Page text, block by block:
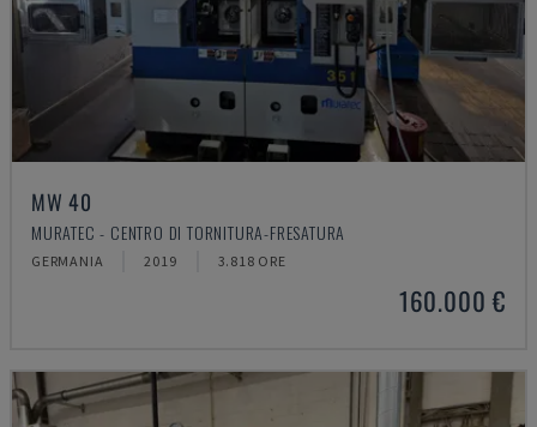
MW 40
MURATEC - CENTRO DI TORNITURA-FRESATURA
GERMANIA 2019 3.818 ORE
160.000 €